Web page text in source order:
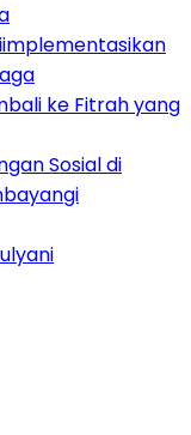
ke Fitrah yang
Sosial di